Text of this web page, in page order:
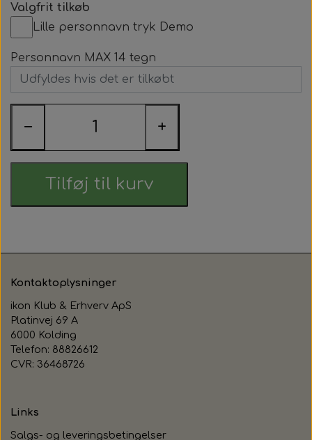
Valgfrit tilkøb
Lille personnavn tryk Demo
Personnavn MAX 14 tegn
− +
Tilføj til kurv
Kontaktoplysninger
ikon Klub & Erhverv ApS
Platinvej 69 A
6000 Kolding
Telefon: 88826612
CVR: 36468726
Links
Salgs- og leveringsbetingelser